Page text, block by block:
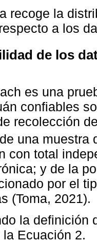
recoge la
a los
de los
es una
confiables
recolección
una muestra
con total
y de la
por el
(Toma, 2021).
la definición
Ecuación 2.